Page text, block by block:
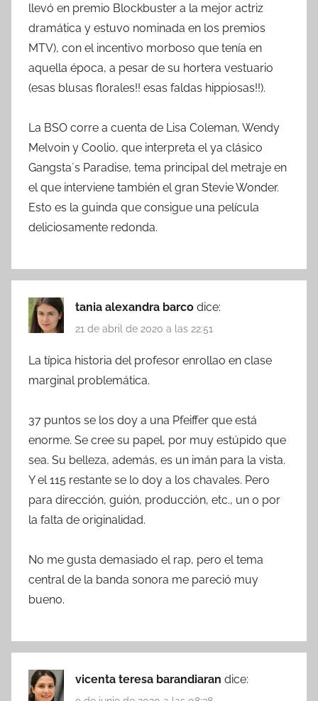
llevó en premio Blockbuster a la mejor actriz
dramática y estuvo nominada en los premios
MTV), con el incentivo morboso que tenía en
aquella época, a pesar de su hortera vestuario
(esas blusas florales!! esas faldas hippiosas!!).
La BSO corre a cuenta de Lisa Coleman, Wendy
Melvoin y Coolio, que interpreta el ya clásico
Gangsta´s Paradise, tema principal del metraje en
el que interviene también el gran Stevie Wonder.
Esto es la guinda que consigue una película
deliciosamente redonda.
tania alexandra barco dice:
21 de abril de 2020 a las 22:51
La típica historia del profesor enrollao en clase
marginal problemática.
37 puntos se los doy a una Pfeiffer que está
enorme. Se cree su papel, por muy estúpido que
sea. Su belleza, además, es un imán para la vista.
Y el 115 restante se lo doy a los chavales. Pero
para dirección, guión, producción, etc., un 0 por
la falta de originalidad.
No me gusta demasiado el rap, pero el tema
central de la banda sonora me pareció muy
bueno.
vicenta teresa barandiaran dice: